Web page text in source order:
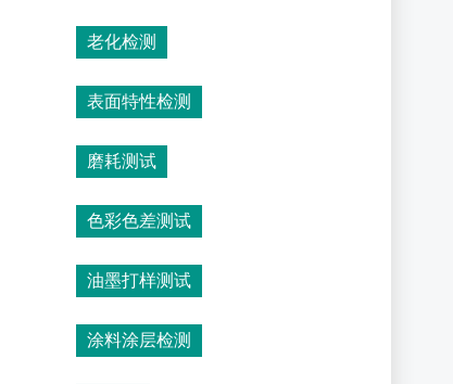
老化检测
表面特性检测
磨耗测试
色彩色差测试
油墨打样测试
涂料涂层检测